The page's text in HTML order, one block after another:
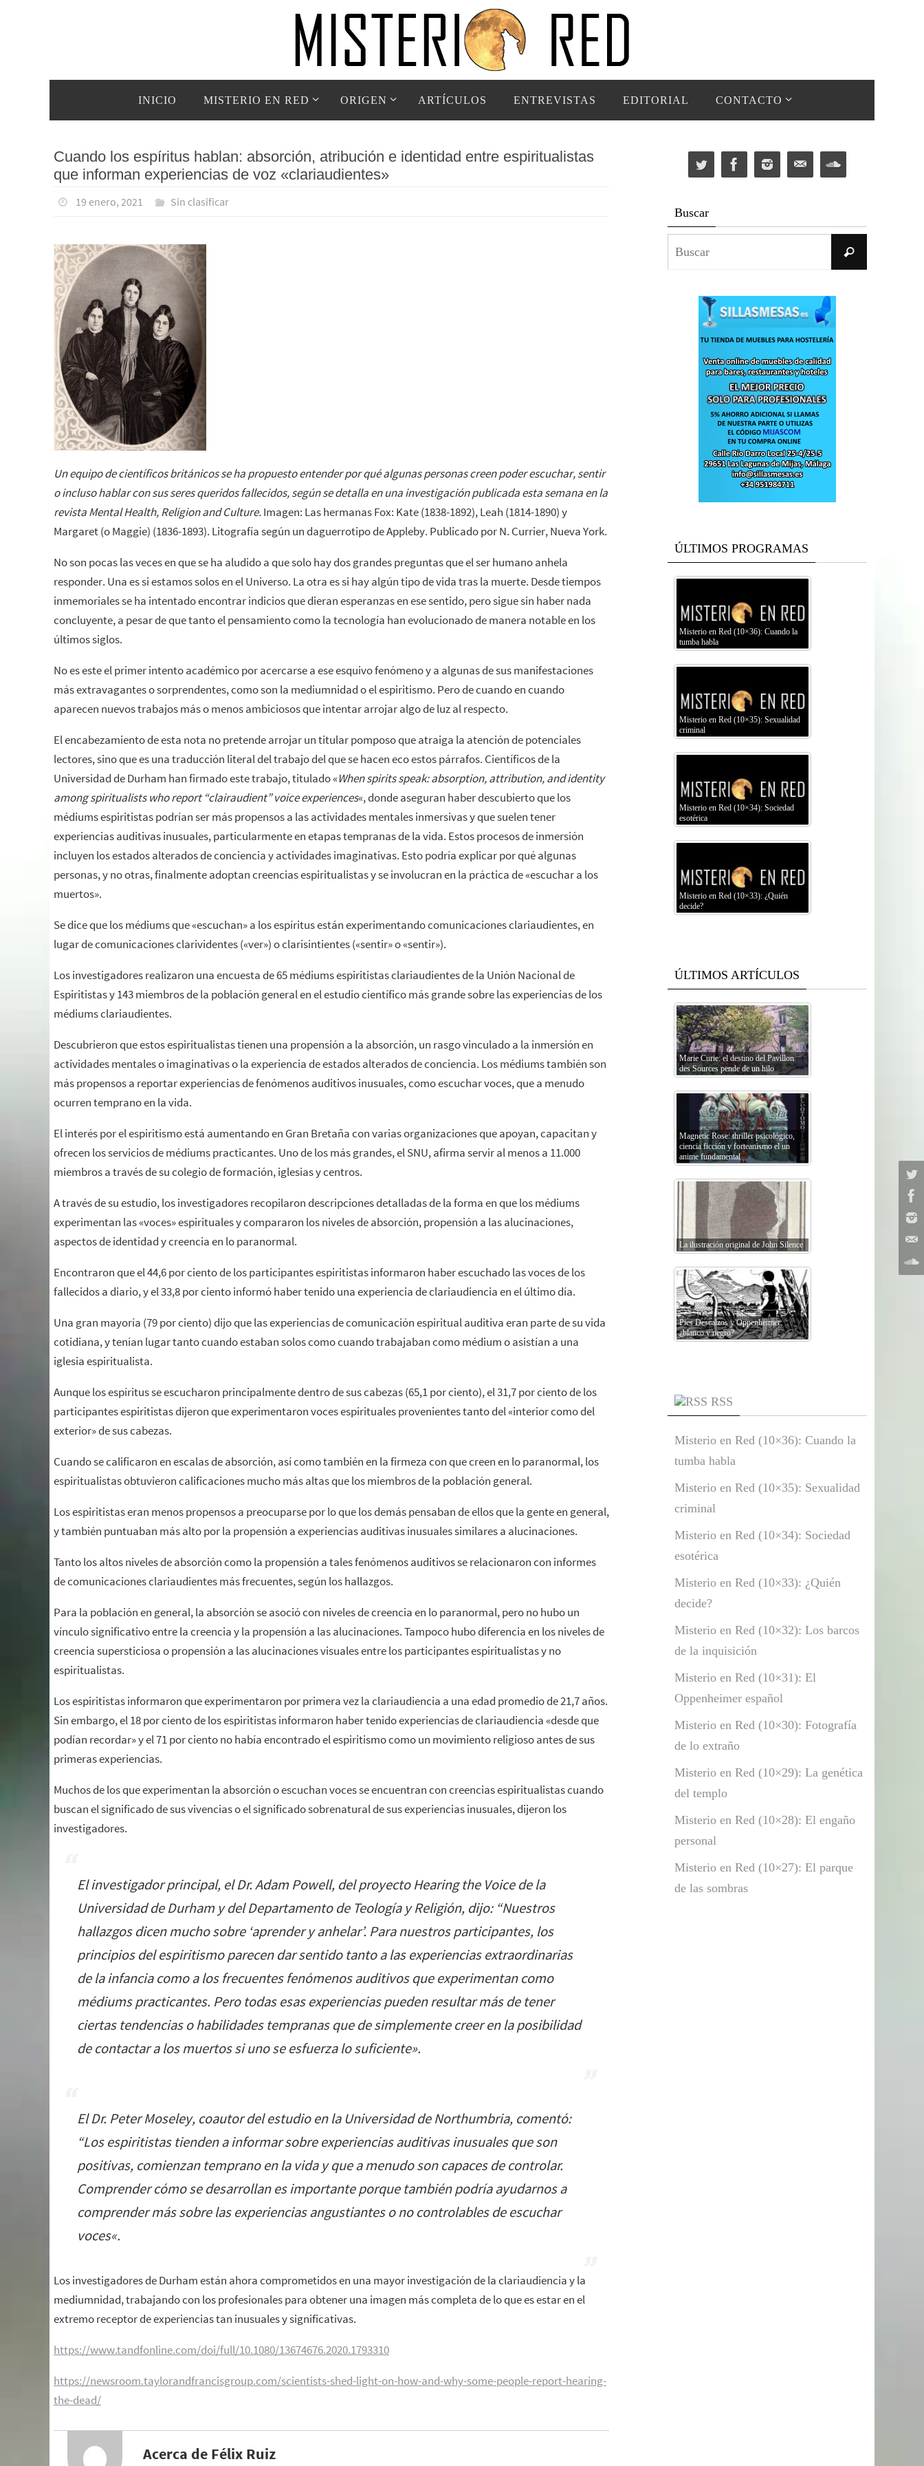
contenido
INICIO MISTERIO EN RED ORIGEN ARTÍCULOS ENTREVISTAS EDITORIAL CONTACTO
Cuando los espíritus hablan: absorción, atribución e identidad entre espiritualistas
que informan experiencias de voz «clariaudientes»
19 enero, 2021 Sin clasificar
Un equipo de científicos británicos se ha propuesto entender por qué algunas personas creen poder escuchar, sentir
o incluso hablar con sus seres queridos fallecidos, según se detalla en una investigación publicada esta semana en la
revista Mental Health, Religion and Culture.Imagen: Las hermanas Fox: Kate (1838-1892), Leah (1814-1890) y
Margaret (o Maggie) (1836-1893). Litografía según un daguerrotipo de Appleby. Publicado por N. Currier, Nueva York.
No son pocas las veces en que se ha aludido a que solo hay dos grandes preguntas que el ser humano anhela
responder. Una es si estamos solos en el Universo. La otra es si hay algún tipo de vida tras la muerte. Desde tiempos
inmemoriales se ha intentado encontrar indicios que dieran esperanzas en ese sentido, pero sigue sin haber nada
concluyente, a pesar de que tanto el pensamiento como la tecnología han evolucionado de manera notable en los
últimos siglos.
No es este el primer intento académico por acercarse a ese esquivo fenómeno y a algunas de sus manifestaciones
más extravagantes o sorprendentes, como son la mediumnidad o el espiritismo. Pero de cuando en cuando
aparecen nuevos trabajos más o menos ambiciosos que intentar arrojar algo de luz al respecto.
El encabezamiento de esta nota no pretende arrojar un titular pomposo que atraiga la atención de potenciales
lectores, sino que es una traducción literal del trabajo del que se hacen eco estos párrafos. Científicos de la
Universidad de Durham han firmado este trabajo, titulado «When spirits speak: absorption, attribution, and identity
among spiritualists who report “clairaudient” voice experiences«, donde aseguran haber descubierto que los
médiums espiritistas podrían ser más propensos a las actividades mentales inmersivas y que suelen tener
experiencias auditivas inusuales, particularmente en etapas tempranas de la vida. Estos procesos de inmersión
incluyen los estados alterados de conciencia y actividades imaginativas. Esto podría explicar por qué algunas
personas, y no otras, finalmente adoptan creencias espiritualistas y se involucran en la práctica de «escuchar a los
muertos».
Se dice que los médiums que «escuchan» a los espíritus están experimentando comunicaciones clariaudientes, en
lugar de comunicaciones clarividentes («ver») o clarisintientes («sentir» o «sentir»).
Los investigadores realizaron una encuesta de 65 médiums espiritistas clariaudientes de la Unión Nacional de
Espiritistas y 143 miembros de la población general en el estudio científico más grande sobre las experiencias de los
médiums clariaudientes.
Descubrieron que estos espiritualistas tienen una propensión a la absorción, un rasgo vinculado a la inmersión en
actividades mentales o imaginativas o la experiencia de estados alterados de conciencia. Los médiums también son
más propensos a reportar experiencias de fenómenos auditivos inusuales, como escuchar voces, que a menudo
ocurren temprano en la vida.
El interés por el espiritismo está aumentando en Gran Bretaña con varias organizaciones que apoyan, capacitan y
ofrecen los servicios de médiums practicantes. Uno de los más grandes, el SNU, afirma servir al menos a 11.000
miembros a través de su colegio de formación, iglesias y centros.
A través de su estudio, los investigadores recopilaron descripciones detalladas de la forma en que los médiums
experimentan las «voces» espirituales y compararon los niveles de absorción, propensión a las alucinaciones,
aspectos de identidad y creencia en lo paranormal.
Encontraron que el 44,6 por ciento de los participantes espiritistas informaron haber escuchado las voces de los
fallecidos a diario, y el 33,8 por ciento informó haber tenido una experiencia de clariaudiencia en el último día.
Una gran mayoría (79 por ciento) dijo que las experiencias de comunicación espiritual auditiva eran parte de su vida
cotidiana, y tenían lugar tanto cuando estaban solos como cuando trabajaban como médium o asistían a una
iglesia espiritualista.
Aunque los espíritus se escucharon principalmente dentro de sus cabezas (65,1 por ciento), el 31,7 por ciento de los
participantes espiritistas dijeron que experimentaron voces espirituales provenientes tanto del «interior como del
exterior» de sus cabezas.
Cuando se calificaron en escalas de absorción, así como también en la firmeza con que creen en lo paranormal, los
espiritualistas obtuvieron calificaciones mucho más altas que los miembros de la población general.
Los espiritistas eran menos propensos a preocuparse por lo que los demás pensaban de ellos que la gente en general,
y también puntuaban más alto por la propensión a experiencias auditivas inusuales similares a alucinaciones.
Tanto los altos niveles de absorción como la propensión a tales fenómenos auditivos se relacionaron con informes
de comunicaciones clariaudientes más frecuentes, según los hallazgos.
Para la población en general, la absorción se asoció con niveles de creencia en lo paranormal, pero no hubo un
vínculo significativo entre la creencia y la propensión a las alucinaciones. Tampoco hubo diferencia en los niveles de
creencia supersticiosa o propensión a las alucinaciones visuales entre los participantes espiritualistas y no
espiritualistas.
Los espiritistas informaron que experimentaron por primera vez la clariaudiencia a una edad promedio de 21,7 años.
Sin embargo, el 18 por ciento de los espiritistas informaron haber tenido experiencias de clariaudiencia «desde que
podían recordar» y el 71 por ciento no había encontrado el espiritismo como un movimiento religioso antes de sus
primeras experiencias.
Muchos de los que experimentan la absorción o escuchan voces se encuentran con creencias espiritualistas cuando
buscan el significado de sus vivencias o el significado sobrenatural de sus experiencias inusuales, dijeron los
investigadores.
El investigador principal, el Dr. Adam Powell, del proyecto Hearing the Voice de la
Universidad de Durham y del Departamento de Teología y Religión, dijo: “Nuestros
hallazgos dicen mucho sobre ‘aprender y anhelar’. Para nuestros participantes, los
principios del espiritismo parecen dar sentido tanto a las experiencias extraordinarias
de la infancia como a los frecuentes fenómenos auditivos que experimentan como
médiums practicantes. Pero todas esas experiencias pueden resultar más de tener
ciertas tendencias o habilidades tempranas que de simplemente creer en la posibilidad
de contactar a los muertos si uno se esfuerza lo suficiente».
El Dr. Peter Moseley, coautor del estudio en la Universidad de Northumbria, comentó:
“Los espiritistas tienden a informar sobre experiencias auditivas inusuales que son
positivas, comienzan temprano en la vida y que a menudo son capaces de controlar.
Comprender cómo se desarrollan es importante porque también podría ayudarnos a
comprender más sobre las experiencias angustiantes o no controlables de escuchar
voces«.
Los investigadores de Durham están ahora comprometidos en una mayor investigación de la clariaudiencia y la
mediumnidad, trabajando con los profesionales para obtener una imagen más completa de lo que es estar en el
extremo receptor de experiencias tan inusuales y significativas.
https://www.tandfonline.com/doi/full/10.1080/13674676.2020.1793310
https://newsroom.taylorandfrancisgroup.com/scientists-shed-light-on-how-and-why-some-people-report-hearing-
the-dead/
Acerca de Félix Ruiz
Buscar
Buscar
ÚLTIMOS PROGRAMAS
Misterio en Red (10×36): Cuando la
tumba habla
Misterio en Red (10×35): Sexualidad
criminal
Misterio en Red (10×34): Sociedad
esotérica
Misterio en Red (10×33): ¿Quién
decide?
ÚLTIMOS ARTÍCULOS
Marie Curie: el destino del Pavillon
des Sources pende de un hilo
Magnetic Rose: thriller psicológico,
ciencia ficción y forteanismo el un
anime fundamental
La ilustración original de John Silence
Pies Descalzos y Oppenheimer:
¿blanco y negro?
RSS
Misterio en Red (10×36): Cuando la
tumba habla
Misterio en Red (10×35): Sexualidad
criminal
Misterio en Red (10×34): Sociedad
esotérica
Misterio en Red (10×33): ¿Quién
decide?
Misterio en Red (10×32): Los barcos
de la inquisición
Misterio en Red (10×31): El
Oppenheimer español
Misterio en Red (10×30): Fotografía
de lo extraño
Misterio en Red (10×29): La genética
del templo
Misterio en Red (10×28): El engaño
personal
Misterio en Red (10×27): El parque
de las sombras